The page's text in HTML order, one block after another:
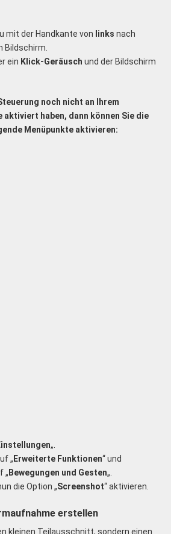
mit der Handkante von links nach
Bildschirm.
ein Klick-Geräusch und der Bildschirm
noch nicht an Ihrem
aktiviert haben, dann können Sie die
Menüpunkte aktivieren:
„.
„ Erweiterte Funktionen“ und
„ Bewegungen und Gesten„.
die Option „Screenshot“ aktivieren.
erstellen
kleinen Teilausschnitt, sondern einen